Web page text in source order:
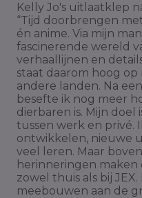
Kelly Jo's uitlaatklep
“Tijd doorbrengen
én anime. Via mijn
fascinerende wereld
verhaallijnen en
staat daarom hoog op
andere landen. Na
besefte ik nog meer
dierbaren is. Mijn doel
tussen werk en privé.
ontwikkelen, nieuwe
veel leren. Maar
herinneringen maken
zowel thuis als bij
meebouwen aan de